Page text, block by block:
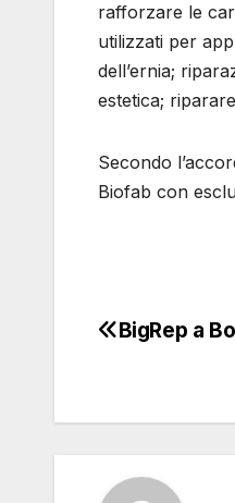
rafforzare le
utilizzati per
dell’ernia;
estetica;
Secondo
Biofab con
BigRep a